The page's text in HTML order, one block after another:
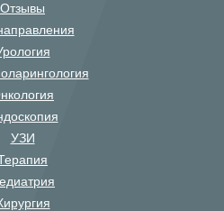
Отзывы
УЗИ